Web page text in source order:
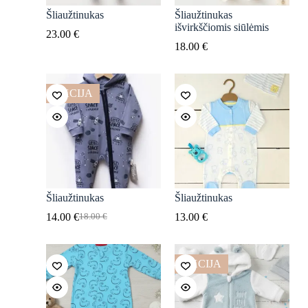
Šliaužtinukas
23.00 €
Šliaužtinukas
išvirkščiomis siūlėmis
18.00 €
AKCIJA
Šliaužtinukas
18.00€
Original
was:
18.00 €.
14.00 €Current
is:
14.00 €.
Šliaužtinukas
13.00 €
AKCIJA